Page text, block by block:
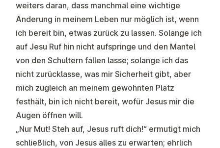
weiters daran, dass manchmal eine wichtige
Änderung in meinem Leben nur möglich ist, wenn
ich bereit bin, etwas zurück zu lassen. Solange ich
auf Jesu Ruf hin nicht aufspringe und den Mantel
von den Schultern fallen lasse; solange ich das
nicht zurücklasse, was mir Sicherheit gibt, aber
mich zugleich an meinem gewohnten Platz
festhält, bin ich nicht bereit, wofür Jesus mir die
Augen öffnen will.
„Nur Mut! Steh auf, Jesus ruft dich!“ ermutigt mich
schließlich, von Jesus alles zu erwarten; ehrlich